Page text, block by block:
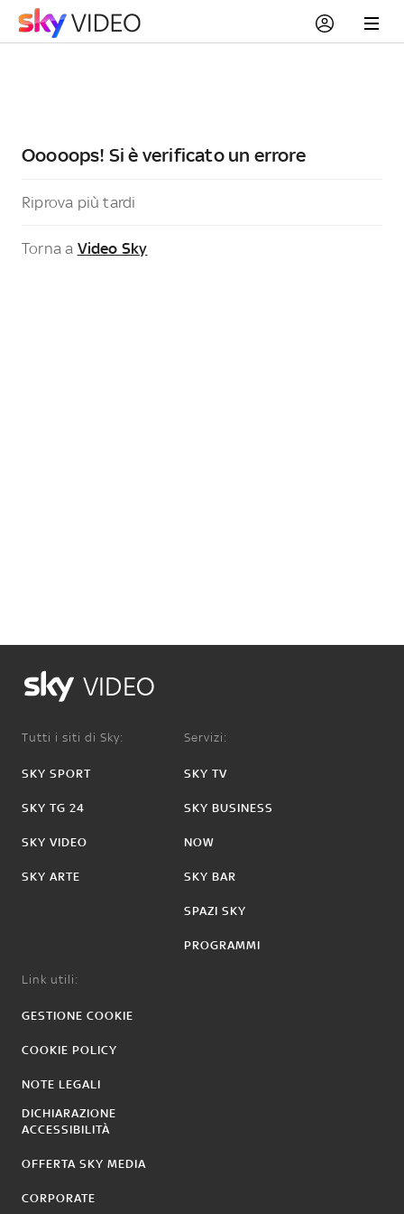
Ooooops! Si è verificato un errore
Riprova più tardi
Torna a Video Sky
VIDEO
Tutti i siti di Sky:
SKY SPORT
SKY TG 24
SKY VIDEO
SKY ARTE
Servizi:
SKY TV
SKY BUSINESS
NOW
SKY BAR
SPAZI SKY
PROGRAMMI
Link utili:
GESTIONE COOKIE
COOKIE POLICY
NOTE LEGALI
DICHIARAZIONE
ACCESSIBILITÀ
OFFERTA SKY MEDIA
CORPORATE